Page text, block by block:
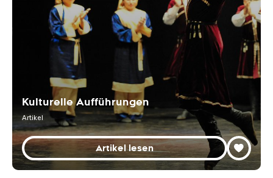
Kulturelle Aufführungen
Artikel
Artikel lesen